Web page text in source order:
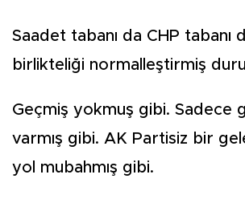
Saadet tabanı da CHP tabanı
birlikteliği normalleştirmiş
Geçmiş yokmuş gibi. Sadece
varmış gibi. AK Partisiz bir
yol mubahmış gibi.